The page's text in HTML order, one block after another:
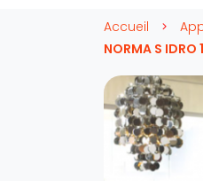
Accueil
NORMA S IDRO